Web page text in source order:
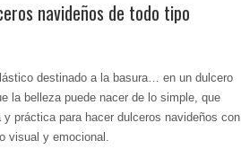
navideños de todo tipo
destinado a la basura… en un dulcero
la belleza puede nacer de lo simple, que
práctica para hacer dulceros navideños con
visual y emocional.